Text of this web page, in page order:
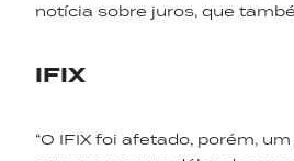
notícia sobre juros, que
IFIX
“O IFIX foi afetado, porém,